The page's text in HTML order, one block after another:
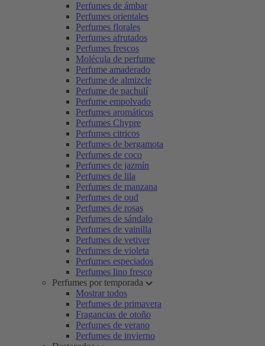
Perfumes de ámbar
Perfumes orientales
Perfumes florales
Perfumes afrutados
Perfumes frescos
Molécula de perfume
Perfume amaderado
Perfume de almizcle
Perfume de pachulí
Perfume empolvado
Perfumes aromáticos
Perfumes Chypre
Perfumes citricos
Perfumes de bergamota
Perfumes de coco
Perfumes de jazmín
Perfumes de lila
Perfumes de manzana
Perfumes de oud
Perfumes de rosas
Perfumes de sándalo
Perfumes de vainilla
Perfumes de vetiver
Perfumes de violeta
Perfumes especiados
Perfumes lino fresco
Perfumes por temporada
Mostrar todos
Perfumes de primavera
Fragancias de otoño
Perfumes de verano
Perfumes de invierno